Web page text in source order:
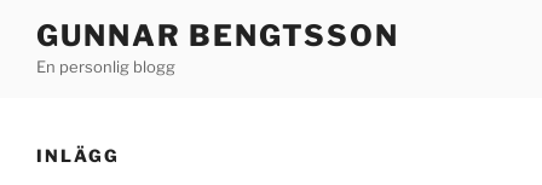
innehåll
GUNNAR BENGTSSON
En personlig blogg
INLÄGG